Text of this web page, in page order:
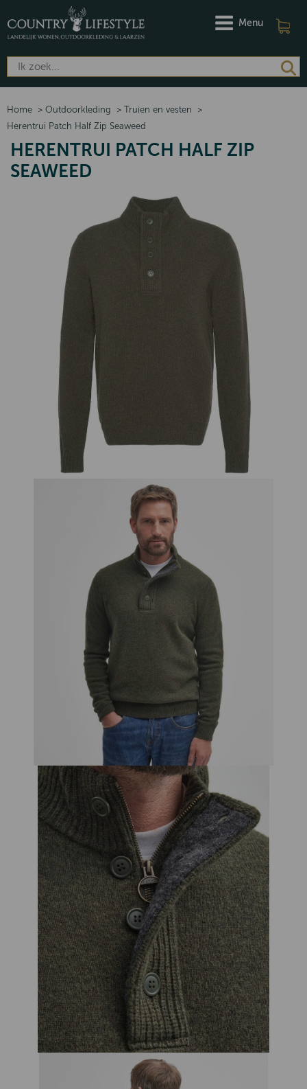
Menu
Home > Outdoorkleding > Truien en vesten
>
Herentrui Patch Half Zip Seaweed
HERENTRUI PATCH HALF ZIP
SEAWEED